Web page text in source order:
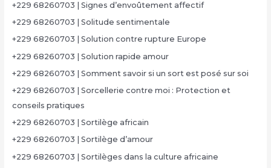
+229 68260703 | Signes d’envoûtement affectif
+229 68260703 | Solitude sentimentale
+229 68260703 | Solution contre rupture Europe
+229 68260703 | Solution rapide amour
+229 68260703 | Somment savoir si un sort est posé sur soi
+229 68260703 | Sorcellerie contre moi : Protection et
conseils pratiques
+229 68260703 | Sortilège africain
+229 68260703 | Sortilège d’amour
+229 68260703 | Sortilèges dans la culture africaine